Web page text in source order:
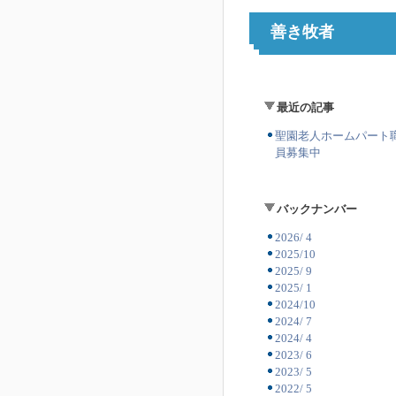
善き牧者
最近の記事
聖園老人ホームパート
員募集中
バックナンバー
2026/ 4
2025/10
2025/ 9
2025/ 1
2024/10
2024/ 7
2024/ 4
2023/ 6
2023/ 5
2022/ 5